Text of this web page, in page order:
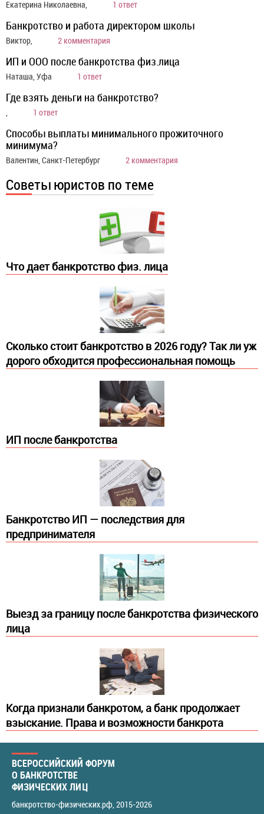
Екатерина Николаевна, 1 ответ
Банкротство и работа директором школы
Виктор, 2 комментария
ИП и ООО после банкротства физ.лица
Наташа, Уфа 1 ответ
Где взять деньги на банкротство?
, 1 ответ
Способы выплаты минимального прожиточного
минимума?
Валентин, Санкт-Петербург 2 комментария
Советы юристов по теме
Что дает банкротство физ. лица
Сколько стоит банкротство в 2026 году? Так ли уж
дорого обходится профессиональная помощь
ИП после банкротства
Банкротство ИП — последствия для
предпринимателя
Выезд за границу после банкротства физического
лица
Когда признали банкротом, а банк продолжает
взыскание. Права и возможности банкрота
ВСЕРОССИЙСКИЙ ФОРУМ
О БАНКРОТСТВЕ
ФИЗИЧЕСКИХ ЛИЦ
банкротство-физических.рф , 2015-2026